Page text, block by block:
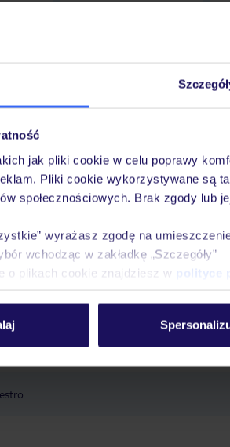
jak pliki cookie w celu poprawy
Pliki cookie wykorzystywane są
społecznościowych. Brak zgody lub
wyrażasz zgodę na
wchodząc w zakładkę „Szczegóły”
o plikach cookie znajdziesz w polityce
Pokoje Wyżywienie
leżaki za opłatą, dostępność nie
parasole za opłatą, dostępność
ręczniki w cenie
rezerwacja wymagana
w cenie, zewnętrzny, leżaki: w cenie,
taras Wi-Fi: w całym hotelu, w